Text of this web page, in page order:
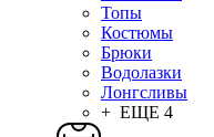
Топы
Костюмы
Брюки
Водолазки
Лонгсливы
+ ЕЩЕ 4